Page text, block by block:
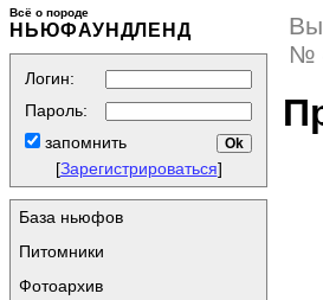
Всё о породе
НЬЮФАУНДЛЕНД
Логин:
Пароль:
запомнить
[Зарегистрироваться]
База ньюфов
Питомники
Фотоархив
Вы
№